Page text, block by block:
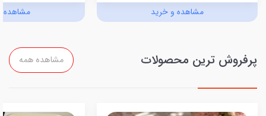
مشاهده و خرید مشاهده
پرفروش ترین محصولات مشاهده همه